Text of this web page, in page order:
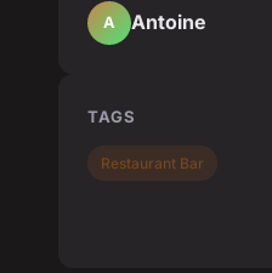
A Antoine
TAGS
Restaurant Bar